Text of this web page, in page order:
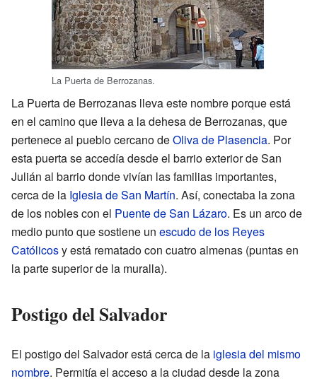
La Puerta de Berrozanas.
La Puerta de Berrozanas lleva este nombre porque está
en el camino que lleva a la dehesa de Berrozanas, que
pertenece al pueblo cercano deOliva de Plasencia. Por
esta puerta se accedía desde el barrio exterior de San
Julián al barrio donde vivían las familias importantes,
cerca de la Iglesia de San Martín. Así, conectaba la zona
de los nobles con el Puente de San Lázaro. Es un arco de
medio punto que sostiene un escudo de los Reyes
Católicosy está rematado con cuatro almenas (puntas en
la parte superior de la muralla).
Postigo del Salvador
El postigo del Salvador está cerca de la iglesia del mismo
nombre. Permitía el acceso a la ciudad desde la zona